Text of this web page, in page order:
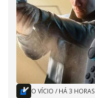
O VÍCIO / HÁ 3 HORAS